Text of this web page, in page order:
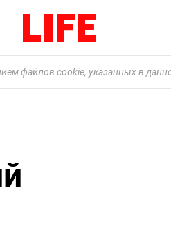
файлов cookie, указанных в